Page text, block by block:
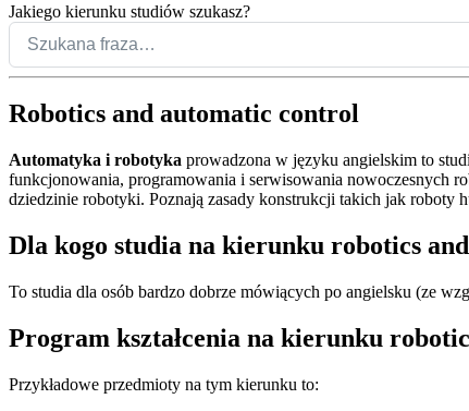
Jakiego kierunku studiów szukasz?
Robotics and automatic control
Automatyka i robotyka prowadzona w języku angielskim to
funkcjonowania, programowania i serwisowania nowoczesnych
dziedzinie robotyki. Poznają zasady konstrukcji takich jak roboty
Dla kogo studia na kierunku robotics
To studia dla osób bardzo dobrze mówiących po angielsku (ze
Program kształcenia na kierunku
Przykładowe przedmioty na tym kierunku to: